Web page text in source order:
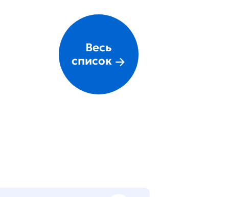
Весь
список